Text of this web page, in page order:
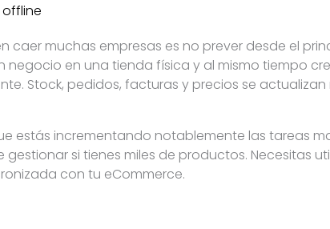
caer muchas empresas es no prever desde el
negocio en una tienda física y al mismo tiempo
Stock, pedidos, facturas y precios se
estás incrementando notablemente las tareas
si tienes miles de productos. Necesitas
con tu eCommerce.